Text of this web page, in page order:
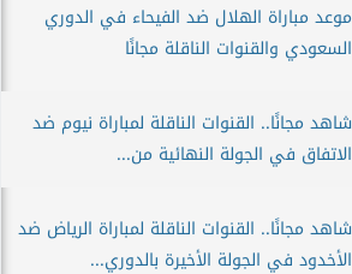
موعد مباراة الهلال ضد الفيحاء في الدوري
السعودي والقنوات الناقلة مجانًا
شاهد مجانًا.. القنوات الناقلة لمباراة نيوم ضد
الاتفاق في الجولة النهائية من...
شاهد مجانًا.. القنوات الناقلة لمباراة الرياض ضد
الأخدود في الجولة الأخيرة بالدوري...